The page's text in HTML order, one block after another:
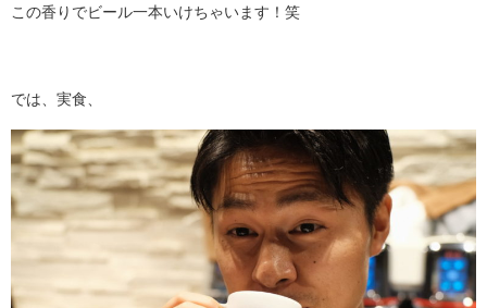
この香りでビール一本いけちゃいます！笑
では、実食、